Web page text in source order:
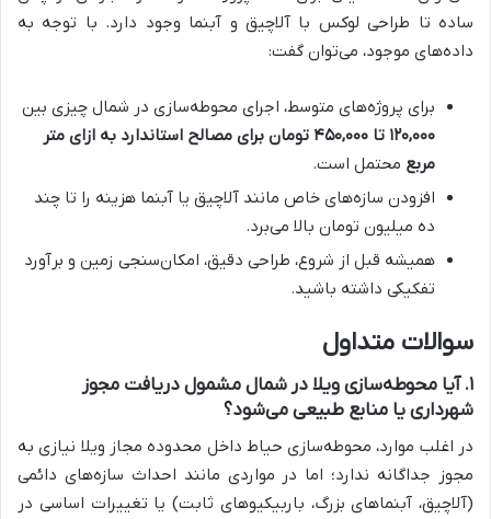
ساده تا طراحی لوکس با آلاچیق و آبنما وجود دارد. با توجه به
داده‌های موجود، می‌توان گفت:
برای پروژه‌های متوسط، اجرای محوطه‌سازی در شمال چیزی بین
۱۲۰,۰۰۰ تا ۴۵۰,۰۰۰ تومان برای مصالح استاندارد به ازای متر
مربع محتمل است.
افزودن سازه‌های خاص مانند آلاچیق یا آبنما هزینه را تا چند
ده میلیون تومان بالا می‌برد.
همیشه قبل از شروع، طراحی دقیق، امکان‌سنجی زمین و برآورد
تفکیکی داشته باشید.
سوالات متداول
۱. آیا محوطه‌سازی ویلا در شمال مشمول دریافت مجوز
شهرداری یا منابع طبیعی می‌شود؟
در اغلب موارد، محوطه‌سازی حیاط داخل محدوده مجاز ویلا نیازی به
مجوز جداگانه ندارد؛ اما در مواردی مانند احداث سازه‌های دائمی
(آلاچیق، آبنماهای بزرگ، باربیکیوهای ثابت) یا تغییرات اساسی در